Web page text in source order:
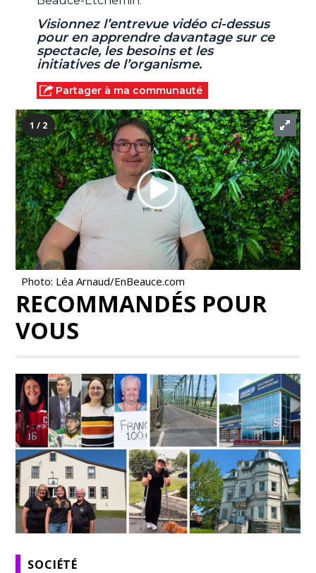
Visionnez l’entrevue vidéo ci-dessus
pour en apprendre davantage sur ce
spectacle, les besoins et les
initiatives de l’organisme.
Partager à ma communauté
1 / 2
Photo: Léa Arnaud/EnBeauce.com
RECOMMANDÉS POUR
VOUS
SOCIÉTÉ